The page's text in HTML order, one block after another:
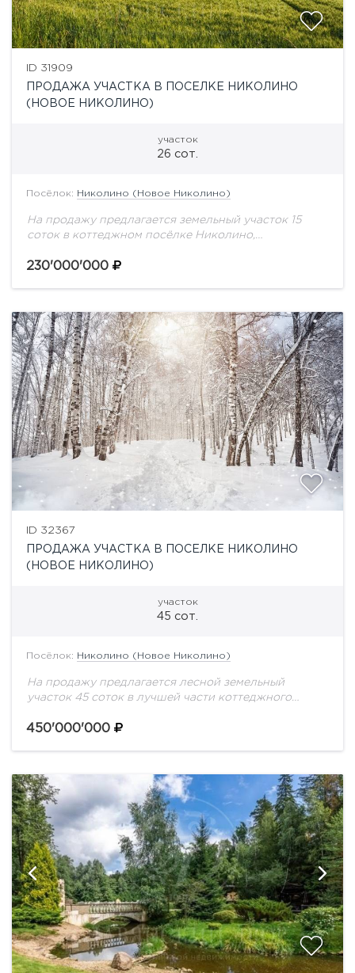
ID 31909
ПРОДАЖА УЧАСТКА В ПОСЕЛКЕ НИКОЛИНО
(НОВОЕ НИКОЛИНО)
участок
26 сот.
Посёлок: Николино (Новое Николино)
На продажу предлагается земельный участок 15
соток в коттеджном посёлке Николино,
расположен дом под снос.
230'000'000
ID 32367
ПРОДАЖА УЧАСТКА В ПОСЕЛКЕ НИКОЛИНО
(НОВОЕ НИКОЛИНО)
участок
45 сот.
Посёлок: Николино (Новое Николино)
На продажу предлагается лесной земельный
участок 45 соток в лучшей части коттеджного
450'000'000